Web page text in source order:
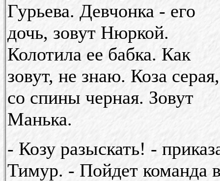
Гурьева. Девчонка - его
дочь, зовут Нюркой.
Колотила ее бабка. Как
зовут, не знаю. Коза серая,
со спины черная. Зовут
Манька.
- Козу разыскать! -
Тимур. - Пойдет команда